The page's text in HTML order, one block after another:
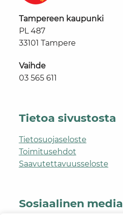
Tampereen kaupunki
PL 487
33101 Tampere
Vaihde
03 565 611
Tietoa sivustosta
Tietosuojaseloste
Toimitusehdot
Saavutettavuusseloste
Sosiaalinen media